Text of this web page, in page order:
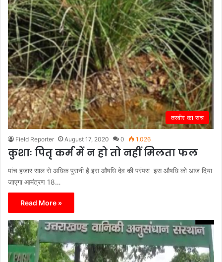
तस्वीर का सच
Field Reporter August 17, 2020 0 1,026
कुशाः पितृ कर्म में न हो तो नहीं मिलता फल
पांच हजार साल से अधिक पुरानी है इस औषधि देव की परंपरा इस औषधि को आज दिया
जाएगा आमंत्रण 18…
Read More »